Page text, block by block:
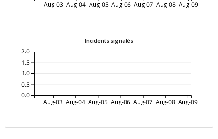
Aug-03 Aug-04 Aug-05 Aug-06 Aug-07 Aug-08 Aug-09
Incidents signalés
Aug-03 Aug-04 Aug-05 Aug-06 Aug-07 Aug-08 Aug-09
0.0
0.5
1.0
1.5
2.0